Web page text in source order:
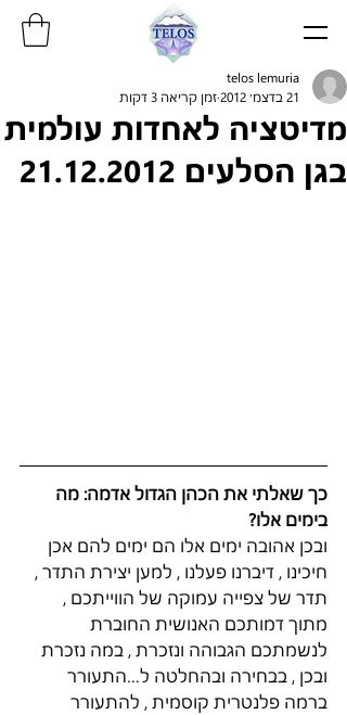
מדיטציה לאחדות עולמית
בגן הסלעים 21.12.2012
telos lemuria
21 בדצמ׳ 2012
זמן קריאה 3 דקות
כך שאלתי את הכהן הגדול אדמה: מה
בימים אלו?
ובכן אהובה ימים אלו הם ימים להם אכן
חיכינו , דיברנו פעלנו , למען יצירת התדר ,
תדר של צפייה עמוקה של הווייתכם ,
מתוך דמותכם האנושית החוברת
לנשמתכם הגבוהה ונזכרת , במה נזכרת
ובכן , בבחירה ובהחלטה ל…התעורר
ברמה פלנטרית קוסמית , להתעורר